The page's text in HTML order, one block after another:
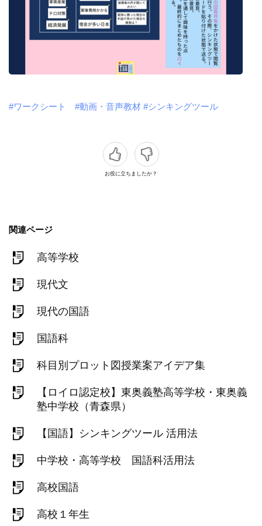
#ワークシート #動画・音声教材 #シンキングツール
お役に立ちましたか？
関連ページ
高等学校
現代文
現代の国語
国語科
科目別プロット図授業案アイデア集
【ロイロ認定校】東奥義塾高等学校・東奥義
塾中学校（青森県）
【国語】シンキングツール 活用法
中学校・高等学校 国語科活用法
高校国語
高校１年生